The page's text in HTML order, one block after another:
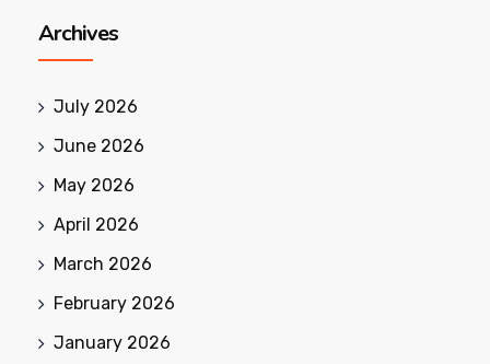
Archives
July 2026
June 2026
May 2026
April 2026
March 2026
February 2026
January 2026